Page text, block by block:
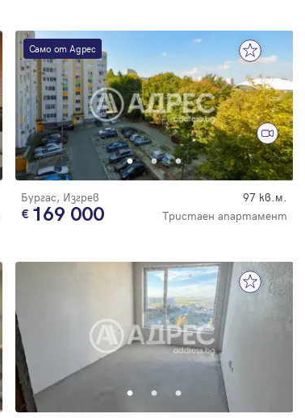
Само от Адрес
Бургас, Изгрев 97 кв.м.
169 000 Тристаен апартамент